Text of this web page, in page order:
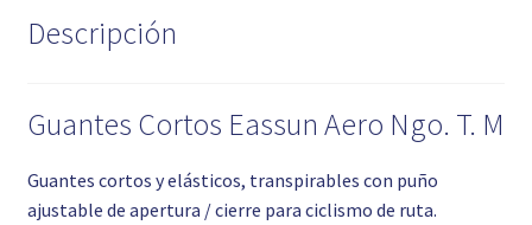
Descripción
Guantes Cortos Eassun Aero Ngo. T. M
Guantes cortos y elásticos, transpirables con puño
ajustable de apertura / cierre para ciclismo de ruta.